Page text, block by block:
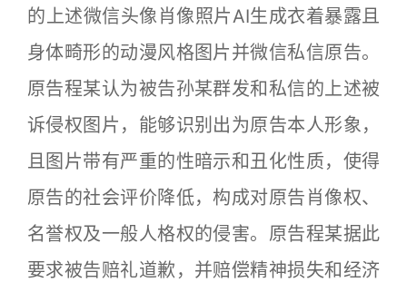
的上述微信头像肖像照片AI生成衣着暴露且
身体畸形的动漫风格图片并微信私信原告。
原告程某认为被告孙某群发和私信的上述被
诉侵权图片，能够识别出为原告本人形象，
且图片带有严重的性暗示和丑化性质，使得
原告的社会评价降低，构成对原告肖像权、
名誉权及一般人格权的侵害。原告程某据此
要求被告赔礼道歉，并赔偿精神损失和经济